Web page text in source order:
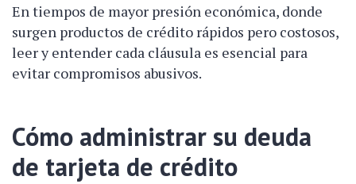
En tiempos de mayor presión económica, donde
surgen productos de crédito rápidos pero costosos,
leer y entender cada cláusula es esencial para
evitar compromisos abusivos.
Cómo administrar su deuda
de tarjeta de crédito